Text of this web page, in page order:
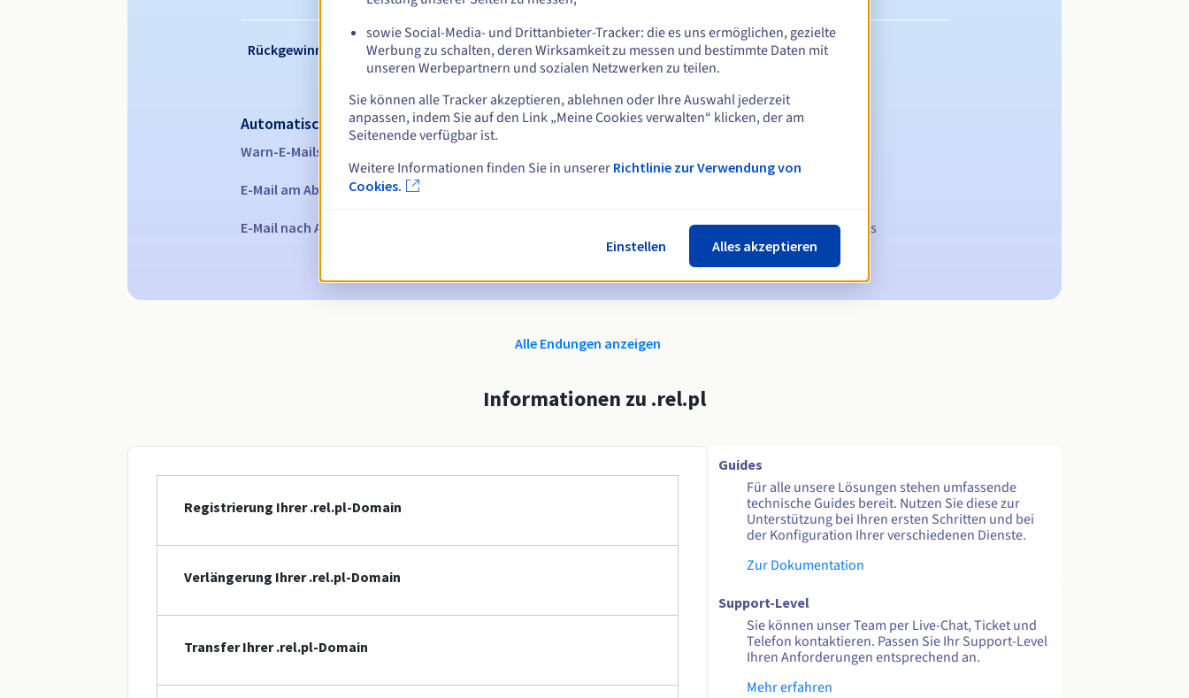
Rückgewinnungsfrist
Automatische Benachrichtigungen:
Warn-E-Mails:
E-Mail am Ablaufdatumzur Benachrichtigung über die Sperrung des Domainnamens
E-Mail nach Ablauf der Rückgewinnungsfrist zur Benachrichtigung über die Löschung des Domainnamens
Alle Endungen anzeigen
Informationen zu .rel.pl
Registrierung Ihrer .rel.pl-Domain
Verlängerung Ihrer .rel.pl-Domain
Transfer Ihrer .rel.pl-Domain
Guides
Für alle unsere Lösungen stehen umfassende
technische Guides bereit. Nutzen Sie diese zur
Unterstützung bei Ihren ersten Schritten und bei
der Konfiguration Ihrer verschiedenen Dienste.
Zur Dokumentation
Support-Level
Sie können unser Team per Live-Chat, Ticket und
Telefon kontaktieren. Passen Sie Ihr Support-Level
Ihren Anforderungen entsprechend an.
Mehr erfahren
sowie Social-Media- und Drittanbieter-Tracker: die es uns ermöglichen, gezielte
Werbung zu schalten, deren Wirksamkeit zu messen und bestimmte Daten mit
unseren Werbepartnern und sozialen Netzwerken zu teilen.
Sie können alle Tracker akzeptieren, ablehnen oder Ihre Auswahl jederzeit
anpassen, indem Sie auf den Link „Meine Cookies verwalten“ klicken, der am
Seitenende verfügbar ist.
Weitere Informationen finden Sie in unserer Richtlinie zur Verwendung von
Cookies.
Einstellen Alles akzeptieren